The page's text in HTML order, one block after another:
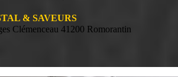
& SAVEURS
Clémenceau 41200 Romorantin